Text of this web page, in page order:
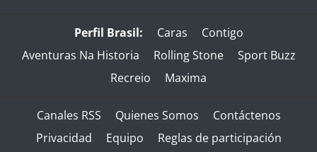
Perfil Brasil: Caras
Contigo
Aventuras Na Historia
Rolling Stone
Sport Buzz
Recreio
Maxima
Canales RSS Quienes Somos
Contáctenos
Privacidad
Equipo
Reglas de participación